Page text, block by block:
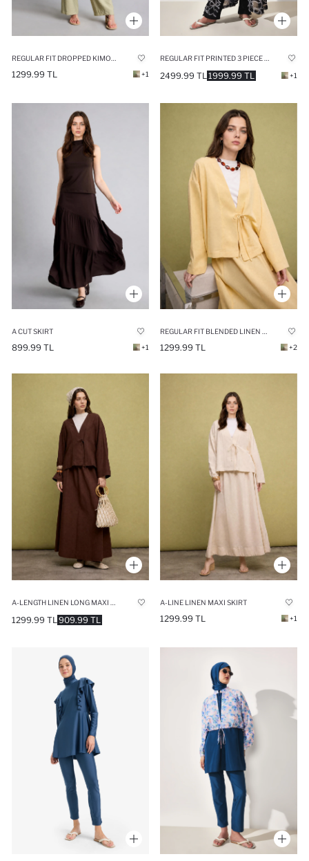
1299.99 TL +1 1999.99 TL
2499.99 TL +1
A CUT SKIRT
899.99 TL +1
REGULAR FIT BLENDED LINEN YELLOW KIMONO
1299.99 TL +2
909.99 TL
1299.99 TL
A-LINE LINEN MAXI SKIRT
1299.99 TL +1